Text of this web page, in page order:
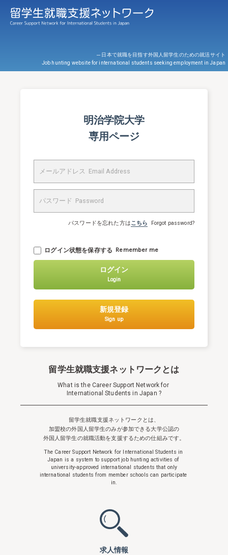
─ 日本で就職を目指す外国人留学生のための就活サイト
Job hunting website for international students seeking employment in Japan
明治学院大学
専用ページ
パスワードを忘れた方はこちら Forgot password?
ログイン状態を保存する Remember me
ログイン
Login
新規登録
Sign up
留学生就職支援ネットワークとは
What is the Career Support Network for
International Students in Japan ?
留学生就職支援ネットワークとは、
加盟校の外国人留学生のみが参加できる大学公認の
外国人留学生の就職活動を支援するための仕組みです。
The Career Support Network for International Students in
Japan is a system to supportjob hunting activities of
university-approved international students that only
international students from member schools can participate
in.
求人情報